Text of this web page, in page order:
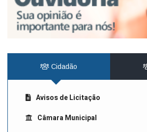
Cidadão
Avisos de Licitação
Câmara Municipal